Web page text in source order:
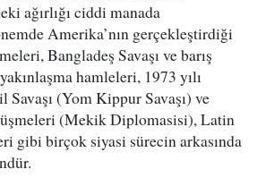
ağırlığı ciddi manada
Amerika’nın gerçekleştirdiği
Bangladeş Savaşı ve barış
hamleleri, 1973 yılı
(Yom Kippur Savaşı) ve
(Mekik Diplomasisi), Latin
gibi birçok siyasi sürecin arkasında